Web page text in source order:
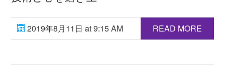
2019年8月11日 at 9:15 AM READ MORE